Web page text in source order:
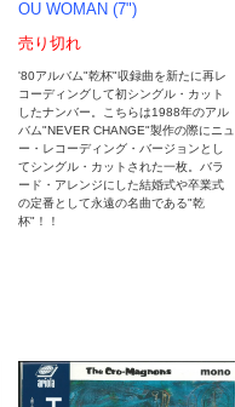
OU WOMAN (7")
売り切れ
'80アルバム"乾杯"収録曲を新たに再レ
コーディングして初シングル・カット
したナンバー。こちらは1988年のアル
バム"NEVER CHANGE"製作の際にニュ
ー・レコーディング・バージョンとし
てシングル・カットされた一枚。バラ
ード・アレンジにした結婚式や卒業式
の定番として永遠の名曲である"乾
杯"！！